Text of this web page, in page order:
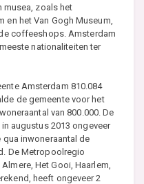
musea, zoals het
en het Van Gogh Museum,
coffeeshops. Amsterdam
nationaliteiten ter
Amsterdam 810.084
de gemeente voor het
van 800.000. De
augustus 2013 ongeveer
qua inwoneraantal de
De Metropoolregio
Het Gooi, Haarlem,
heeft ongeveer 2